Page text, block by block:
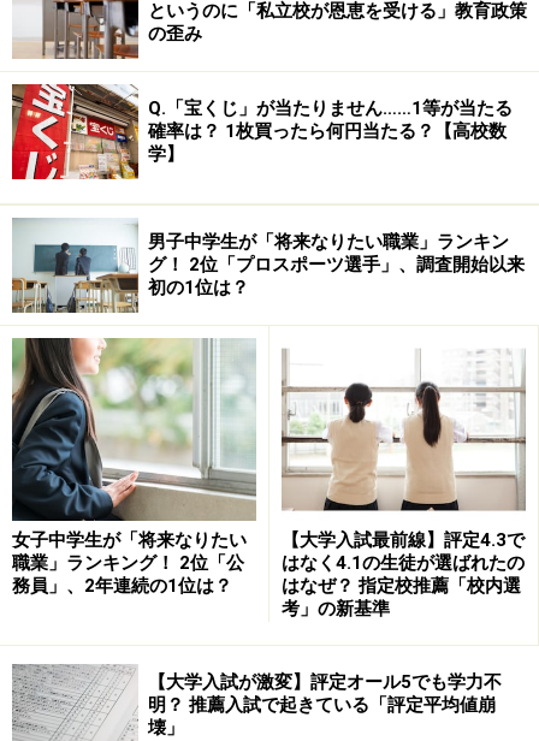
というのに「私立校が恩恵を受ける」教育政策
の歪み
Q.「宝くじ」が当たりません……1等が当たる
確率は？ 1枚買ったら何円当たる？【高校数
学】
男子中学生が「将来なりたい職業」ランキン
グ！ 2位「プロスポーツ選手」、調査開始以来
初の1位は？
女子中学生が「将来なりたい
職業」ランキング！ 2位「公
務員」、2年連続の1位は？
【大学入試最前線】評定4.3で
はなく4.1の生徒が選ばれたの
はなぜ？ 指定校推薦「校内選
考」の新基準
【大学入試が激変】評定オール5でも学力不
明？ 推薦入試で起きている「評定平均値崩
壊」